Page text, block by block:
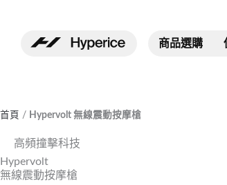
容
商品選購
首頁 / Hypervolt 無線震動按摩槍​
高頻撞擊科技
Hypervolt
無線震動按摩槍